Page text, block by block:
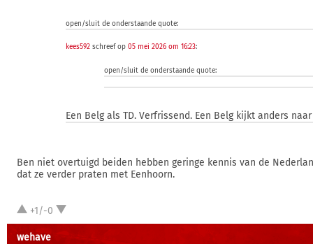
open/sluit de onderstaande quote:
kees592schreef op 05 mei 2026 om 16:23:
open/sluit de onderstaande quote:
Een Belg als TD. Verfrissend. Een Belg kijkt anders
Ben niet overtuigd beiden hebben geringe kennis van de
dat ze verder praten met Eenhoorn.
+1/-0
wehave